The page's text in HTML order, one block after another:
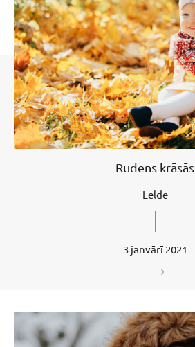
Rudens krāsās
Lelde
3 janvārī 2021